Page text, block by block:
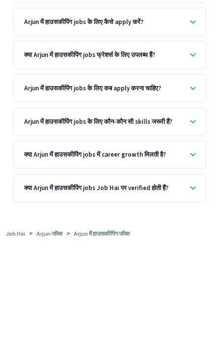
Arjun में हाउसकीपिंग jobs के लिए कैसे apply करें?
क्या Arjun में हाउसकीपिंग jobs फ्रेशर्स के लिए उपलब्ध हैं?
Arjun में हाउसकीपिंग jobs के लिए कब apply करना चाहिए?
Arjun में हाउसकीपिंग jobs के लिए कौन-कौन सी skills जरूरी हैं?
क्या Arjun में हाउसकीपिंग jobs में career growth मिलती है?
क्या Arjun में हाउसकीपिंग jobs Job Hai पर verified होती हैं?
Job Hai > Arjun जॉब्स > Arjun में हाउसकीपिंग जॉब्स